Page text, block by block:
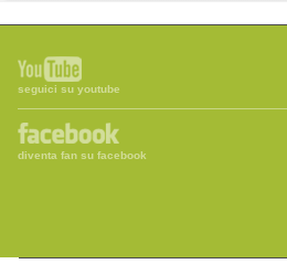
seguici su youtube
diventa fan su facebook